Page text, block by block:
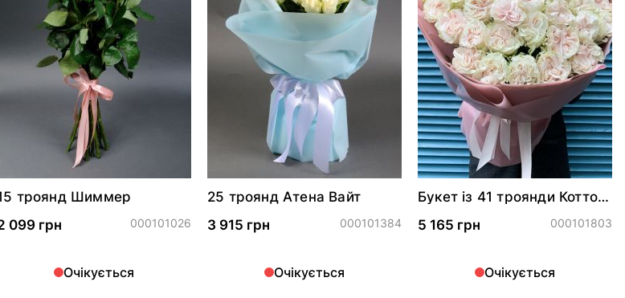
троянд Шиммер
099 грн
000101026
Очікується
25 троянд Атена Вайт
3 915 грн
000101384
Очікується
Букет із 41 троянди Коттон
5 165 грн
000101803
Очікується